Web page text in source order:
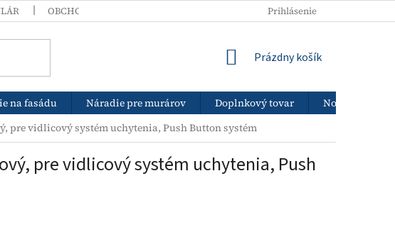
OBCHODNÉ PODMIENKY PODMIENKY OCHRANY OSOBNÝCH ÚDAJOV
Prihlásenie
NÁKUPNÝ
Prázdny košík
na fasádu Náradie pre murárov Doplnkový tovar
Nový tovar
pre vidlicový systém uchytenia, Push Button systém
pre vidlicový systém uchytenia, Push